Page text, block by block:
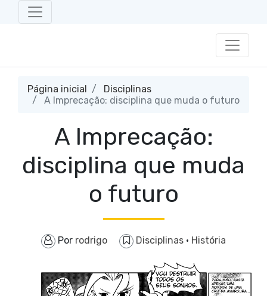
Página inicial
Disciplinas
A Imprecação: disciplina que muda o futuro
A Imprecação:
disciplina que muda
o futuro
Por rodrigo Disciplinas · História